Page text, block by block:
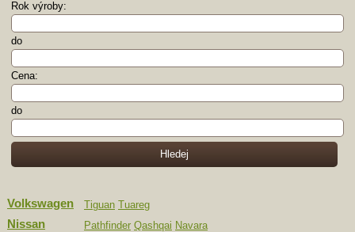
Rok výroby:
do
Cena:
do
Volkswagen Tiguan Tuareg
Nissan Pathfinder Qashqai Navara